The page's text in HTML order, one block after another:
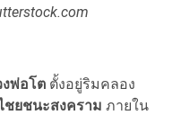
พ่อโต ตั้งอยู่ริมคลอง
ชยชนะสงคราม ภายใน